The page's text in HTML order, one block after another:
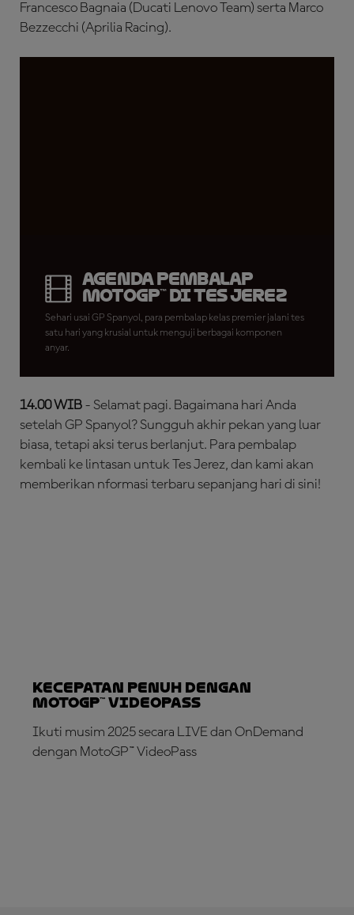
Francesco Bagnaia (Ducati Lenovo Team) serta Marco
Bezzecchi (Aprilia Racing).
Agenda Pembalap
MotoGP™ di Tes Jerez
Sehari usai GP Spanyol, para pembalap kelas premier jalani tes
satu hari yang krusial untuk menguji berbagai komponen
anyar.
14.00 WIB - Selamat pagi. Bagaimana hari Anda
setelah GP Spanyol? Sungguh akhir pekan yang luar
biasa, tetapi aksi terus berlanjut. Para pembalap
kembali ke lintasan untuk Tes Jerez, dan kami akan
memberikan nformasi terbaru sepanjang hari di sini!
Kecepatan Penuh dengan
MotoGP™ VideoPass
Ikuti musim 2025 secara LIVE dan OnDemand
dengan MotoGP™ VideoPass